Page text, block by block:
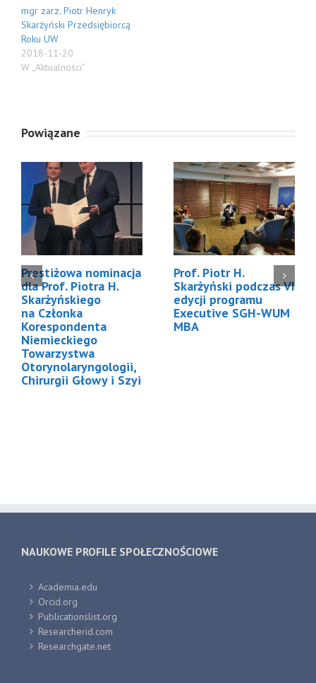
mgr zarz. Piotr Henryk
Skarżyński Przedsiębiorcą
Roku UW
2018-11-20
W „Aktualności"
Powiązane
Prestiżowa nominacja
dla Prof. Piotra H.
Skarżyńskiego
na Członka
Korespondenta
Niemieckiego
Towarzystwa
Otorynolaryngologii,
Chirurgii Głowy i Szyi
Prof. Piotr H.
Skarżyński podczas VI
edycji programu
Executive SGH-WUM
MBA
NAUKOWE PROFILE SPOŁECZNOŚCIOWE
Academia.edu
Orcid.org
Publicationslist.org
Researcherid.com
Researchgate.net